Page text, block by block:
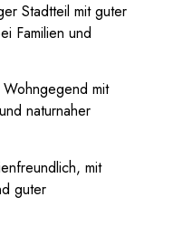
Stadtteil mit guter
Familien und
mit
naturnaher
mit
guter